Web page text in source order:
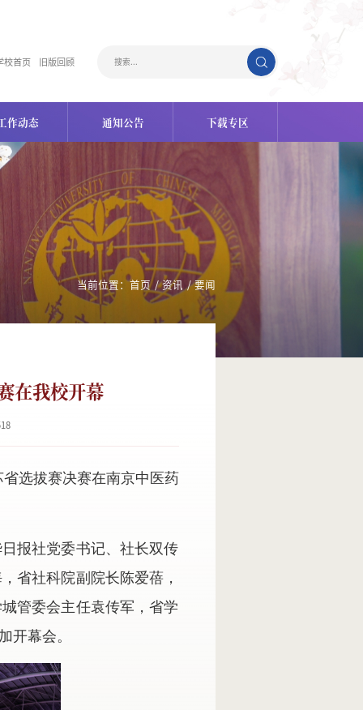
校首页 旧版回顾
作动态 通知公告 下载专区
当前位置：首页 / 资讯 / 要闻
在我校开幕
选拔赛决赛在南京中医药
报社党委书记、社长双传
省社科院副院长陈爱蓓，
管委会主任袁传军，省学
开幕会。